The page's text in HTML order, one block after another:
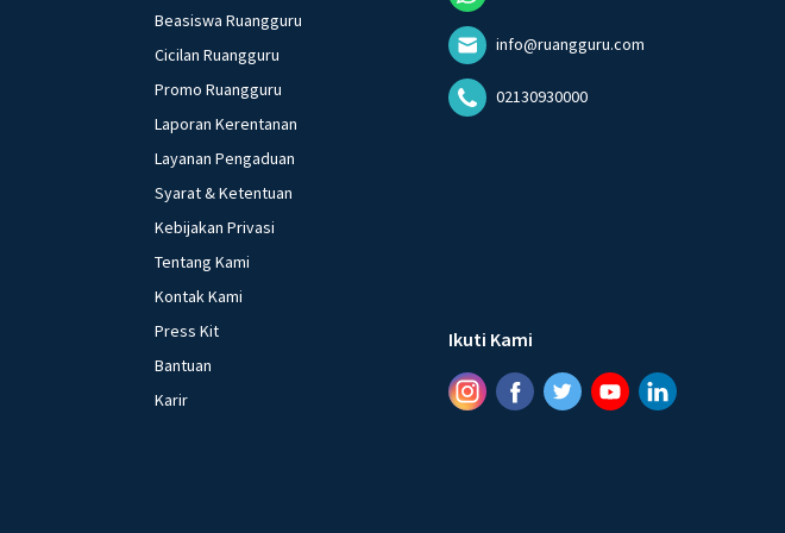
Beasiswa Ruangguru
Cicilan Ruangguru
Promo Ruangguru
Laporan Kerentanan
Layanan Pengaduan
Syarat & Ketentuan
Kebijakan Privasi
Tentang Kami
Kontak Kami
Press Kit
Bantuan
Karir
info@ruangguru.com
02130930000
Ikuti Kami